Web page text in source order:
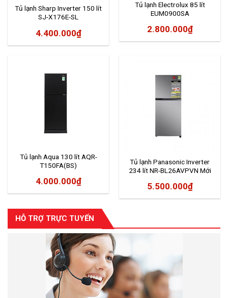
HỖ TRỢ TRỰC TUYẾN
Tủ lạnh Sharp Inverter 150 lít
SJ-X176E-SL
4.400.000₫
Tủ lạnh Electrolux 85 lít
EUM0900SA
2.800.000₫
Tủ lạnh Aqua 130 lít AQR-
T150FA(BS)
4.000.000₫
Tủ lạnh Panasonic Inverter
234 lít NR-BL26AVPVN Mới
5.500.000₫